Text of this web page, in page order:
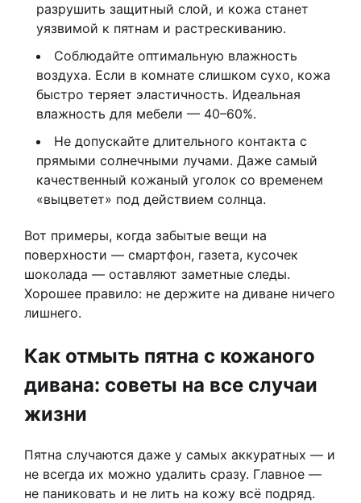
разрушить защитный слой, и кожа станет
уязвимой к пятнам и растрескиванию.
Соблюдайте оптимальную влажность
воздуха. Если в комнате слишком сухо, кожа
быстро теряет эластичность. Идеальная
влажность для мебели — 40–60%.
Не допускайте длительного контакта с
прямыми солнечными лучами. Даже самый
качественный кожаный уголок со временем
«выцветет» под действием солнца.
Вот примеры, когда забытые вещи на
поверхности — смартфон, газета, кусочек
шоколада — оставляют заметные следы.
Хорошее правило: не держите на диване ничего
лишнего.
Как отмыть пятна с кожаного
дивана: советы на все случаи
жизни
Пятна случаются даже у самых аккуратных — и
не всегда их можно удалить сразу. Главное —
не паниковать и не лить на кожу всё подряд.